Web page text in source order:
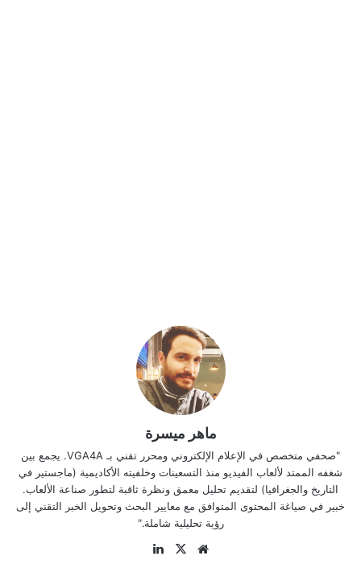
ماهر ميسرة
"صحفي متخصص في الإعلام الإلكتروني ومحرر تقني بـ VGA4A. يجمع بين
شغفه الممتد لألعاب الفيديو منذ التسعينات وخلفيته الأكاديمية (ماجستير في
التاريخ والجغرافيا) لتقديم تحليل معمق ونظرة ثاقبة لتطور صناعة الألعاب.
خبير في صياغة المحتوى المتوافق مع معايير البحث وتحويل الخبر التقني إلى
رؤية تحليلية شاملة."
موقع
‫X